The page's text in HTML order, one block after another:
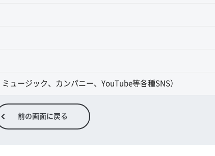
ュージック、カンパニー、YouTube等各種SNS）
前の画面に戻る